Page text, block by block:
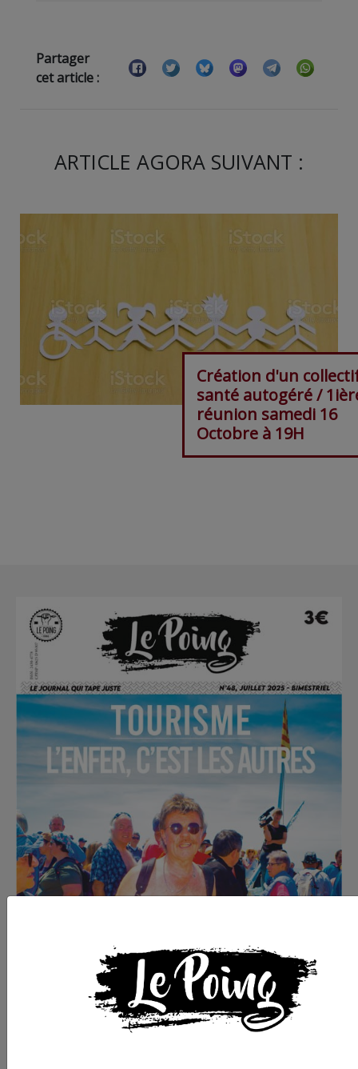
Partager
cet article :
ARTICLE AGORA SUIVANT :
Création d'un
santé autogéré /
réunion samedi 16
Octobre à 19H